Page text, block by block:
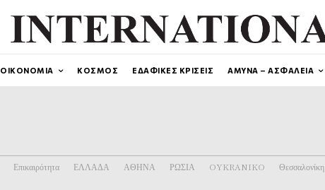
ΟΙΚΟΝΟΜΙΑ ΚΟΣΜΟΣ ΕΔΑΦΙΚΕΣ ΚΡΙΣΕΙΣ ΑΜΥΝΑ – ΑΣΦΑΛΕΙΑ
Επικαιρότητα ΕΛΛΑΔΑ ΑΘΗΝΑ ΡΩΣΙΑ OYKRANIKO Θεσσαλονίκη